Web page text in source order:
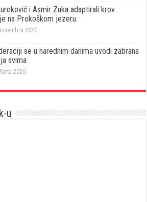
i Asmir Zuka adaptirali krov
na Prokoškom jezeru
2020.
se u narednim danima uvodi zabrana
svima
2020.
u